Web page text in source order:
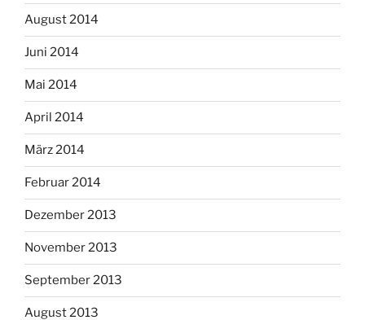
August 2014
Juni 2014
Mai 2014
April 2014
März 2014
Februar 2014
Dezember 2013
November 2013
September 2013
August 2013